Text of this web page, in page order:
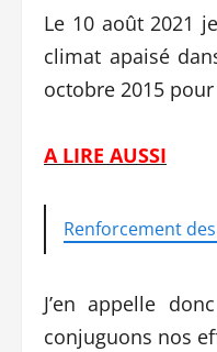
Le 10 août 2021
climat apaisé
octobre 2015
A LIRE AUSSI
Renforcement
J’en appelle
conjuguons nos